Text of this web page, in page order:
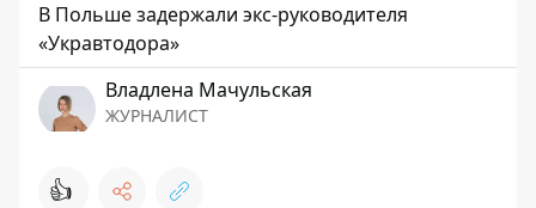
В Польше задержали экс-руководителя
«Укравтодора»
Владлена Мачульская
ЖУРНАЛИСТ
👍